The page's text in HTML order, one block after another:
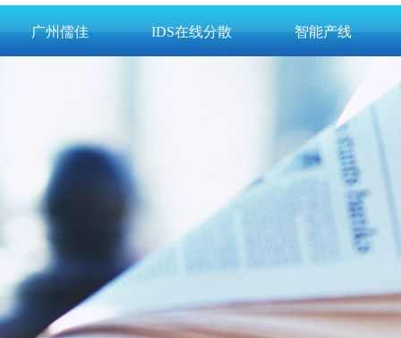
广州儒佳 IDS在线分散 智能产线